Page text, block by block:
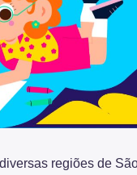
regiões de